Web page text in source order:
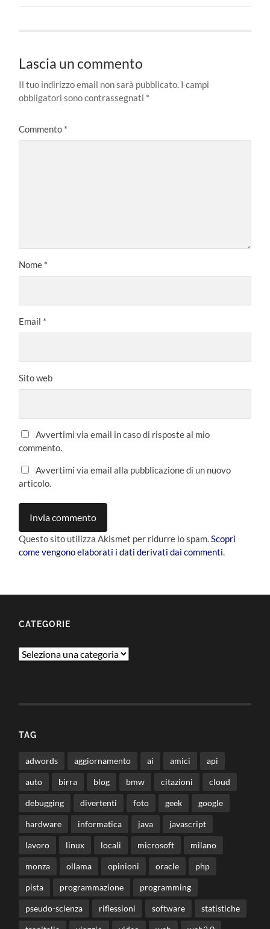
Lascia un commento
Il tuo indirizzo email non sarà pubblicato. I campi
obbligatori sono contrassegnati *
Commento *
Nome *
Email *
Sito web
Avvertimi via email in caso di risposte al mio
commento.
Avvertimi via email alla pubblicazione di un nuovo
articolo.
Questo sito utilizza Akismet per ridurre lo spam.Scopri
come vengono elaborati i dati derivati dai commenti.
CATEGORIE
Categorie
TAG
adwords aggiornamento ai amici api
auto birra blog bmw citazioni cloud
debugging divertenti foto geek google
hardware informatica java javascript
lavoro linux locali microsoft milano
monza ollama opinioni oracle php
pista programmazione programming
pseudo-scienza riflessioni software statistiche